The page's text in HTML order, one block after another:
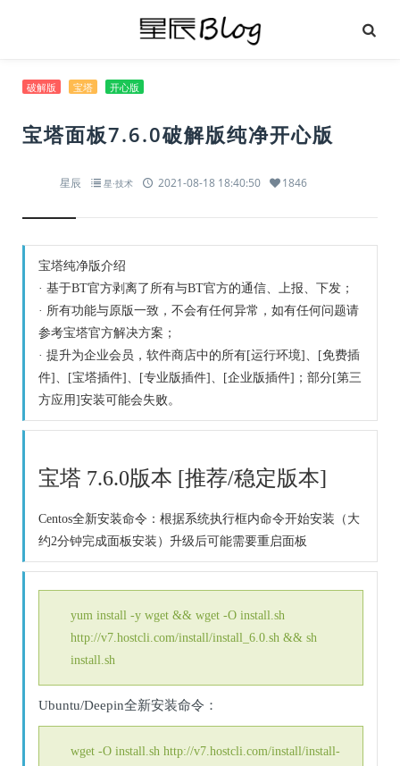
破解版 宝塔 开心版
宝塔面板7.6.0破解版纯净开心版
星辰 星·技术 2021-08-18 18:40:50 1846
宝塔纯净版介绍
· 基于BT官方剥离了所有与BT官方的通信、上报、下发；
· 所有功能与原版一致，不会有任何异常，如有任何问题请
参考宝塔官方解决方案；
· 提升为企业会员，软件商店中的所有[运行环境]、[免费插
件]、[宝塔插件]、[专业版插件]、[企业版插件]；部分[第三
方应用]安装可能会失败。
宝塔 7.6.0版本 [推荐/稳定版本]
Centos全新安装命令：根据系统执行框内命令开始安装（大
约2分钟完成面板安装）升级后可能需要重启面板
yum install -y wget && wget -O install.sh
http://v7.hostcli.com/install/install_6.0.sh && sh
install.sh
Ubuntu/Deepin全新安装命令：
wget -O install.sh http://v7.hostcli.com/install/install-